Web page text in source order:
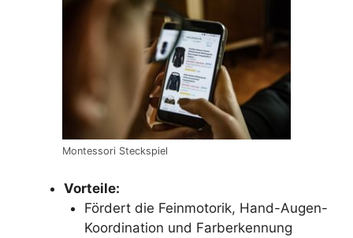
Montessori Steckspiel
Vorteile:
Fördert die Feinmotorik, Hand-Augen-
Koordination und Farberkennung